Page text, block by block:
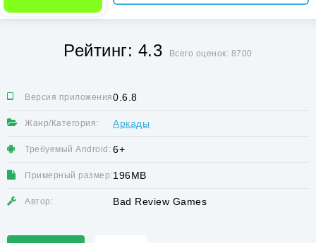
Рейтинг: 4.3 Всего оценок: 8700
Версия приложения:0.6.8
Жанр/Категория: Аркады
Требуемый Android: 6+
Примерный размер: 196MB
Автор: Bad Review Games